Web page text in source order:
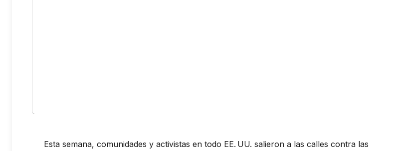
Esta semana, comunidades y activistas en todo EE. UU. salieron a las calles contra las